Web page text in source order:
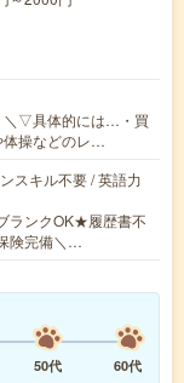
＼▽具体的には…・買
体操などのレ…
スキル不要 / 英語力
ランクOK★履歴書不
険完備＼…
50代
60代